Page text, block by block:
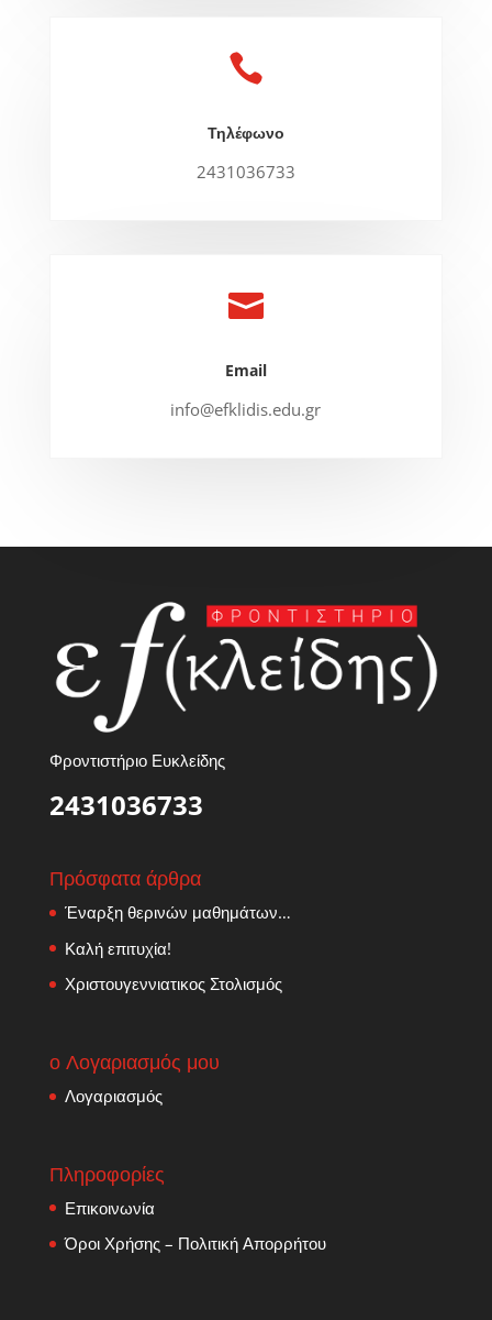

Τηλέφωνο
2431036733

Email
info@efklidis.edu.gr
Φροντιστήριο Ευκλείδης
2431036733
Πρόσφατα άρθρα
Έναρξη θερινών μαθημάτων…
Καλή επιτυχία!
Χριστουγεννιατικος Στολισμός
ο Λογαριασμός μου
Λογαριασμός
Πληροφορίες
Επικοινωνία
Όροι Χρήσης – Πολιτική Απορρήτου